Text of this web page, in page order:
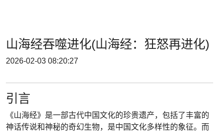
山海经吞噬进化(山海经：狂怒再进化)
2026-02-03 08:20:27
引言
《山海经》是一部古代中国文化的珍贵遗产，包括了丰富的
神话传说和神秘的奇幻生物，是中国文化多样性的象征。而